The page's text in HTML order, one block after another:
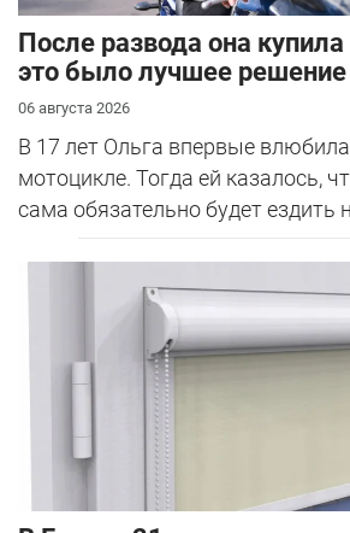
После развода она
это было лучшее решение
06 августа 2026
В 17 лет Ольга впервые
мотоцикле. Тогда ей казалось,
сама обязательно будет ездить